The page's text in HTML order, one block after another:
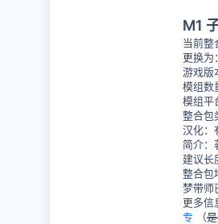
M1
当前整
更换
游戏版
模组数
模组平
整合包
汉化：
简介：
建议长
整合包
梦带师
更多信
专 （